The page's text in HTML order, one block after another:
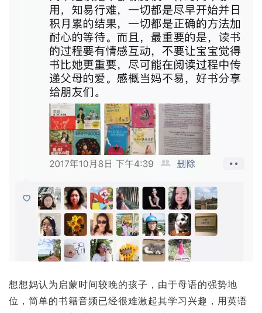
想想妈认为启蒙时间较晚的孩子，由于母语的强势地
位，简单的书籍音频已经很难激起其学习兴趣，用英语